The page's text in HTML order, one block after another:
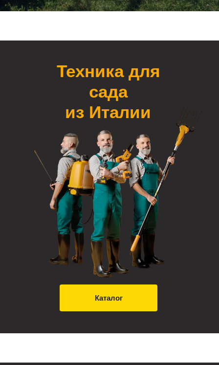
Техника для
сада
из Италии
Каталог